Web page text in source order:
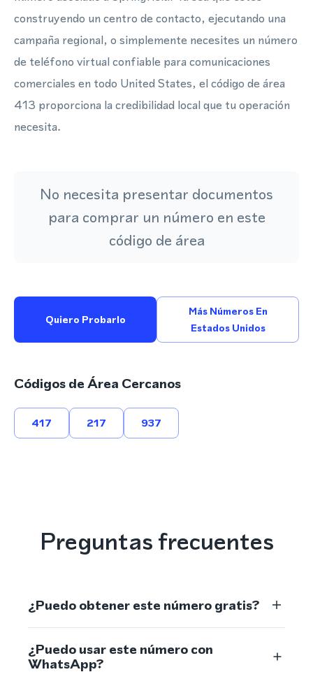
construyendo un centro de contacto, ejecutando una
campaña regional, o simplemente necesites un número
de teléfono virtual confiable para comunicaciones
comerciales en todo United States, el código de área
413 proporciona la credibilidad local que tu operación
necesita.
No necesita presentar documentos
para comprar un número en este
código de área
Quiero Probarlo
Más Números En
Estados Unidos
Códigos de Área Cercanos
417 217 937
Preguntas frecuentes
¿Puedo obtener este número gratis?
¿Puedo usar este número con
WhatsApp?